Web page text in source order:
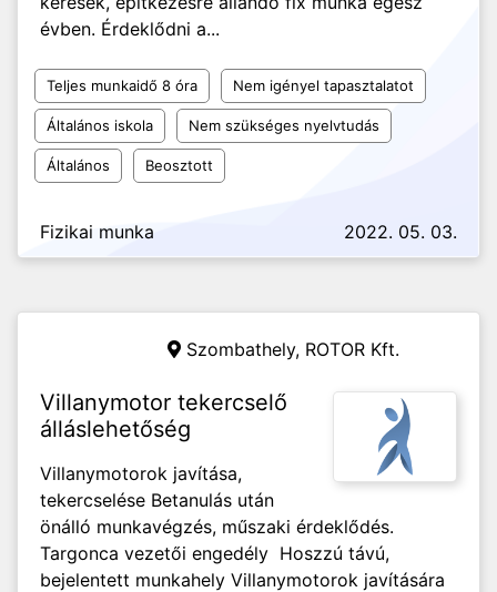
évben. Érdeklődni a...
Teljes munkaidő 8 óra Nem igényel tapasztalatot
Általános iskola Nem szükséges nyelvtudás
Általános Beosztott
Fizikai munka 2022. 05. 03.
Szombathely, ROTOR Kft.
Villanymotor tekercselő
álláslehetőség
Villanymotorok javítása,
tekercselése Betanulás után
önálló munkavégzés, műszaki érdeklődés.
Targonca vezetői engedély Hoszzú távú,
bejelentett munkahely Villanymotorok javítására